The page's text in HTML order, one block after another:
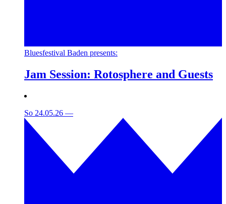
Bluesfestival Baden presents:
Jam Session: Rotosphere and Guests
So 24.05.26 —